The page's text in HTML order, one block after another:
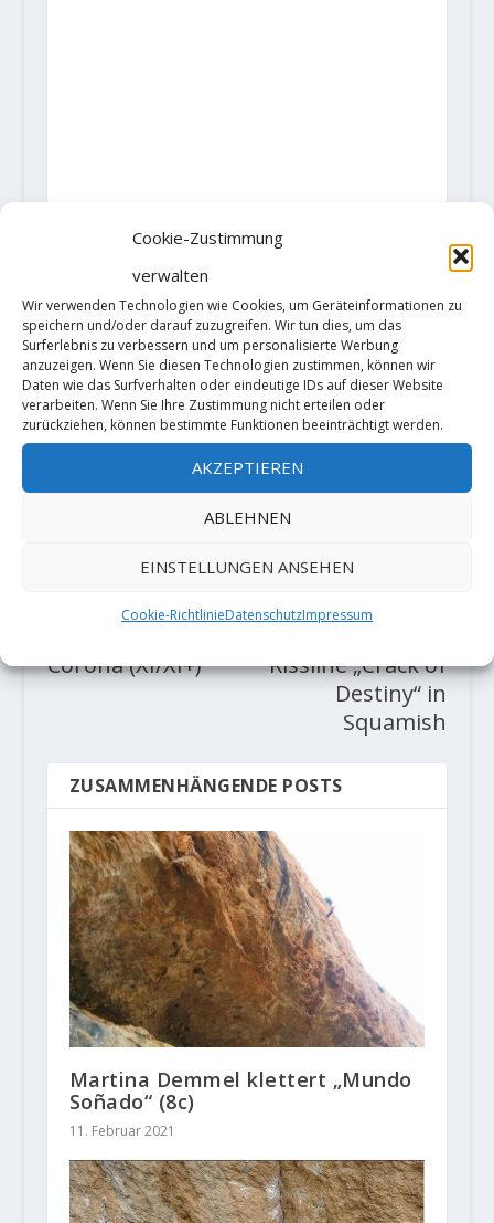
Cookie-Zustimmung
verwalten
Wir verwenden Technologien wie Cookies, um Geräteinformationen zu
speichern und/oder darauf zuzugreifen. Wir tun dies, um das
Surferlebnis zu verbessern und um personalisierte Werbung
anzuzeigen. Wenn Sie diesen Technologien zustimmen, können wir
Daten wie das Surfverhalten oder eindeutige IDs auf dieser Website
verarbeiten. Wenn Sie Ihre Zustimmung nicht erteilen oder
zurückziehen, können bestimmte Funktionen beeinträchtigt werden.
AKZEPTIEREN
ABLEHNEN
EINSTELLUNGEN ANSEHEN
Cookie-RichtlinieDatenschutzImpressum
AKTIE:
RATE:
Moritz Welt
Corona (XI/XI+)
Didier Berthod
Rissline „Crack of
Destiny“ in
Squamish
ZUSAMMENHÄNGENDE POSTS
Martina Demmel klettert „Mundo
Soñado“ (8c)
11. Februar 2021